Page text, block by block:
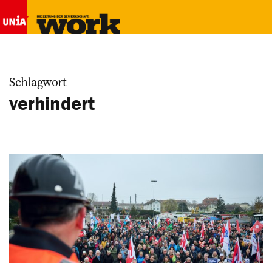
Schlagwort
verhindert